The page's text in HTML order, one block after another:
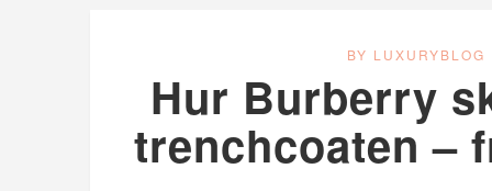
BY LUXURYBLOG
Hur Burberry
trenchcoaten –